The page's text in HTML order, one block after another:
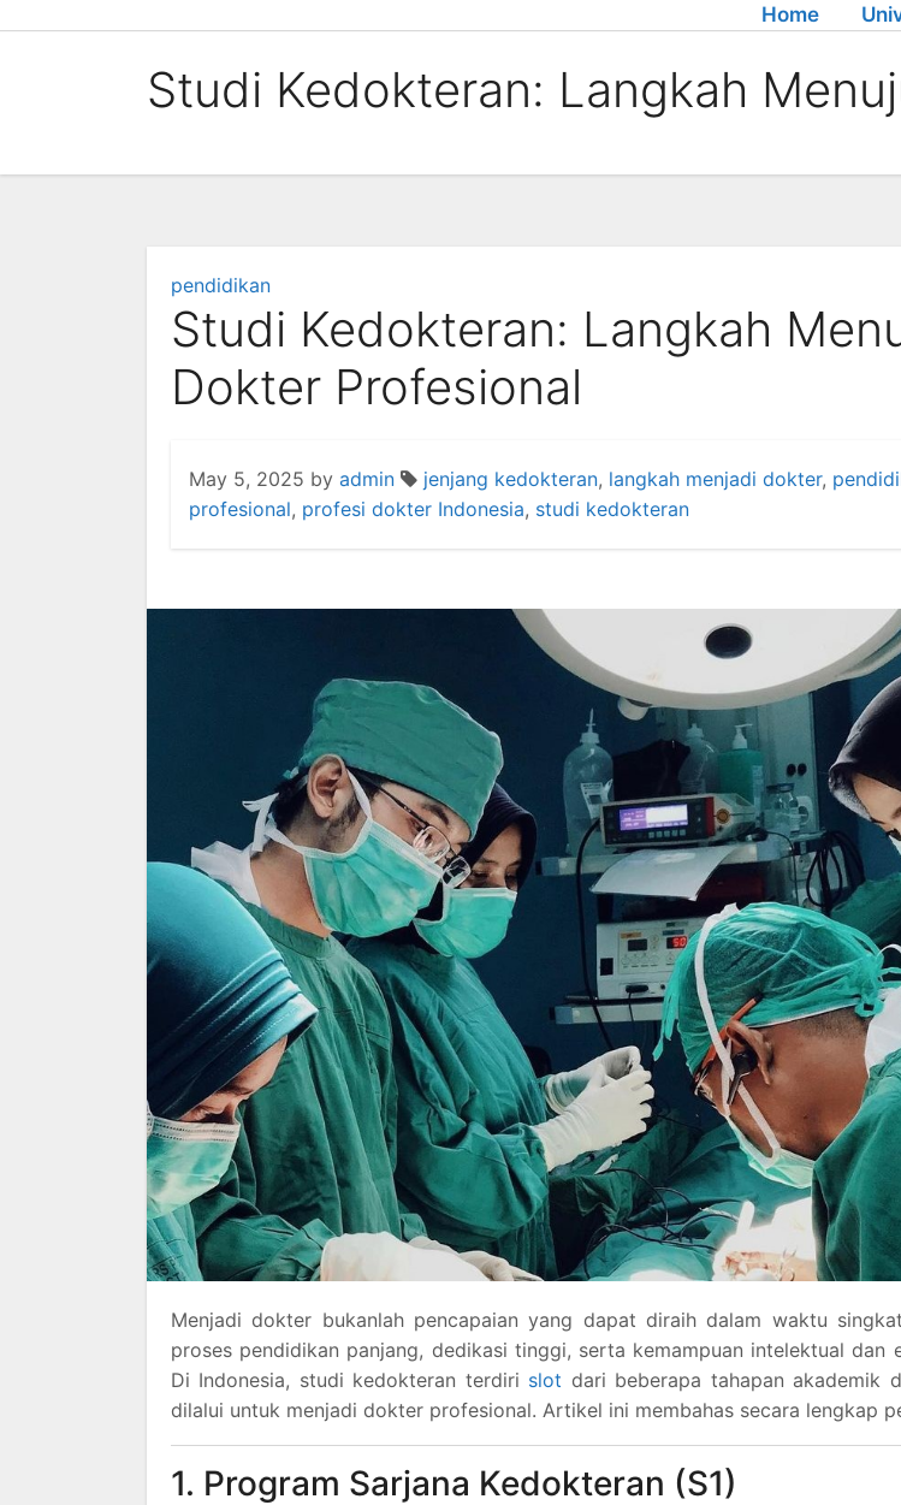
Home
Studi Kedokteran: Langkah
pendidikan
Studi Kedokteran: Langkah
Dokter Profesional
May 5, 2025 by admin jenjang kedokteran, langkah menjadi dokter,
profesional, profesi dokter Indonesia, studi kedokteran
Menjadi dokter bukanlah pencapaian yang dapat diraih dalam waktu
proses pendidikan panjang, dedikasi tinggi, serta kemampuan intelektual dan
Di Indonesia, studi kedokteran terdiri slot dari beberapa tahapan akademik
dilalui untuk menjadi dokter profesional. Artikel ini membahas secara lengkap
1. Program Sarjana Kedokteran (S1)